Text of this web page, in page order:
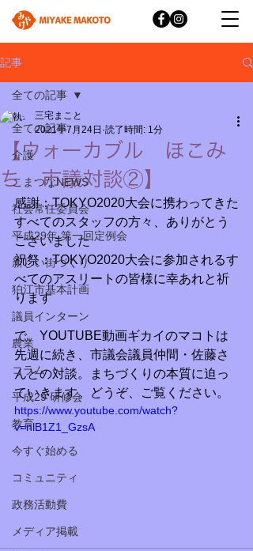
記事
全ての記事
介護
こまつなNEWS
社会常任委員会
平成29年 第一回定例会
新しい街づくり
狛江市基本計画
議員インターン
農業
コラム
平成29 研修会
教育
今すぐ始める
コミュニティ
政務活動費
メディア掲載
全ての記事
【ウォーカブル ほこみ
ち 市議対談②】
三宅まこと
2021年7月24日 読了時間: 1分
感謝：TOKYO2020大会に携わってきた
すべてのスタッフの方々、ありがとう
ございました
祝祭：TOKYO2020大会に参加されるす
べてのアスリートの皆様に幸あれと祈
ります
で、YOUTUBE動画ギカイのマコトは
先週に続き、市議会議員仲間・佐藤さ
んとの対談。まちづくりの本質に迫っ
ていきます。どうぞ、ご覧ください。
https://www.youtube.com/watch?
v=nlB1Z1_GzsA